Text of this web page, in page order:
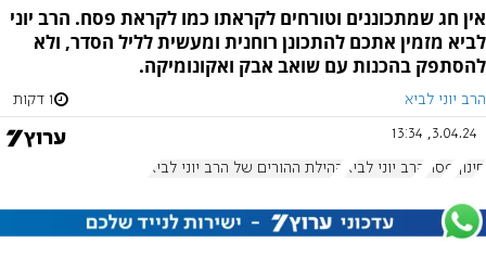
אין חג שמתכוננים וטורחים לקראתו כמו לקראת פסח. הרב יוני
לביא מזמין אתכם להתכונן רוחנית ומעשית לליל הסדר, ולא
להסתפק בהכנות עם שואב אבק ואקונומיקה.
הרב יוני לביא 1 דקות
3.04.24, 13:34
חינוך פסח הרב יוני לביא קהילת ההורים של הרב יוני לביא